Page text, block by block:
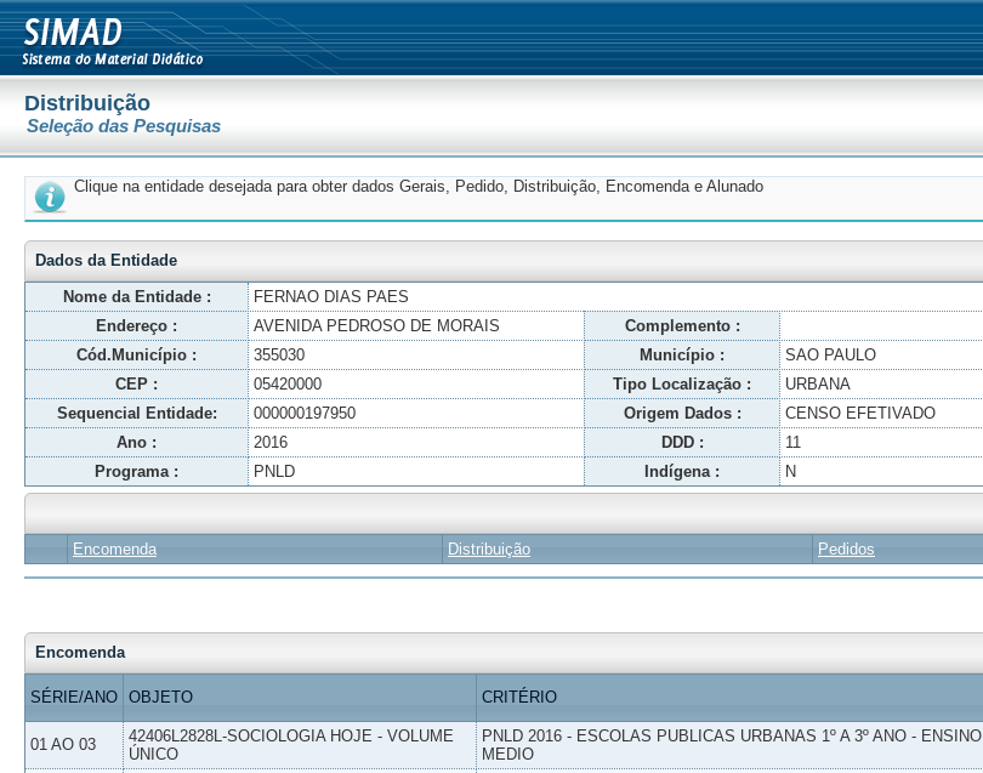
Distribuição
Seleção das Pesquisas
Clique na entidade desejada para obter dados Gerais, Pedido, Distribuição, Encomenda e Alunado
Dados da Entidade
Nome da Entidade :
FERNAO DIAS PAES
Endereço :
AVENIDA PEDROSO DE MORAIS Complemento :
Cód.Município :
355030 Município : SAO PAULO
CEP :
05420000 Tipo Localização : URBANA
Sequencial Entidade:
000000197950 Origem Dados : CENSO EFETIVADO
Ano :
2016 DDD : 11
Programa :
PNLD Indígena : N
Encomenda Distribuição Pedidos
Encomenda
SÉRIE/ANO OBJETO CRITÉRIO
01 AO 03
42406L2828L-SOCIOLOGIA HOJE - VOLUME
ÚNICO
PNLD 2016 - ESCOLAS PUBLICAS URBANAS 1º A 3º ANO - ENSINO
MEDIO